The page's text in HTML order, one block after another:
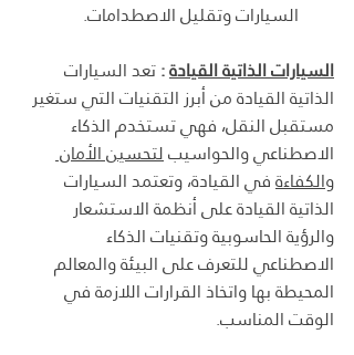
السيارات وتقليل الاصطدامات.
السيارات الذاتية القيادة : تعد السيارات
الذاتية القيادة من أبرز التقنيات التي ستغير
مستقبل النقل، فهي تستخدم الذكاء
الاصطناعي والحواسيب لتحسين الأمان
والكفاءة في القيادة، وتعتمد السيارات
الذاتية القيادة على أنظمة الاستشعار
والرؤية الحاسوبية وتقنيات الذكاء
الاصطناعي للتعرف على البيئة والمعالم
المحيطة بها واتخاذ القرارات اللازمة في
الوقت المناسب.